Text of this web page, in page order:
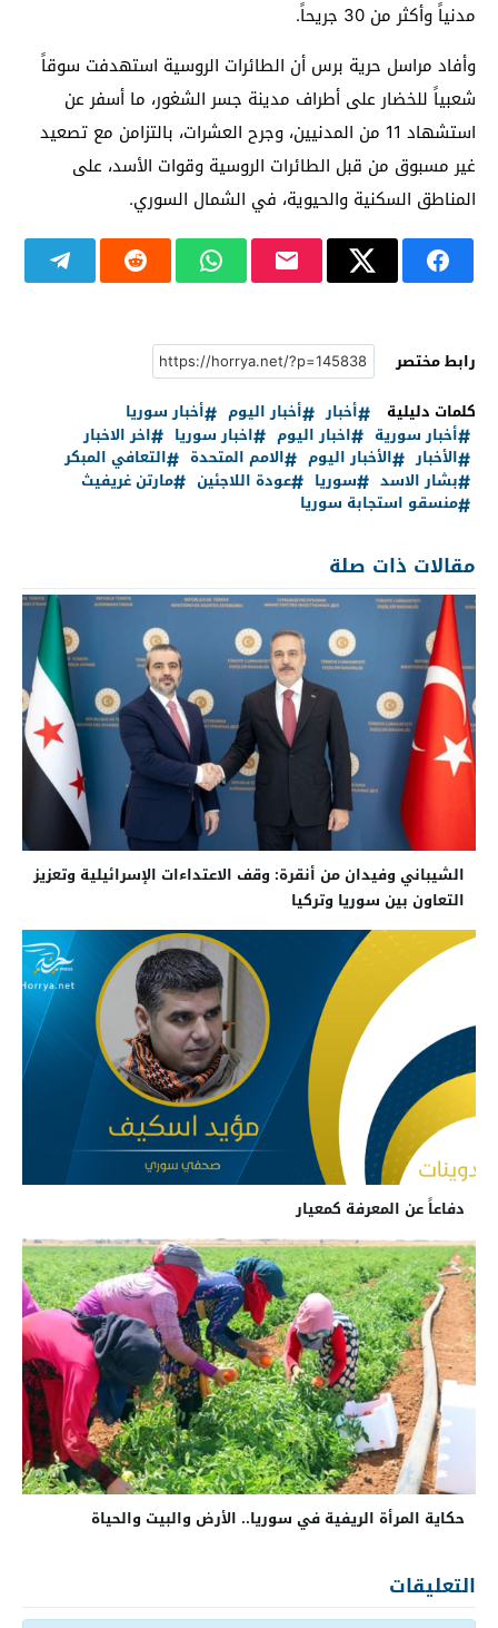
مدنياً وأكثر من 30 جريحاً.
وأفاد مراسل حرية برس أن الطائرات الروسية استهدفت سوقاً
شعبياً للخضار على أطراف مدينة جسر الشغور، ما أسفر عن
استشهاد 11 من المدنيين، وجرح العشرات، بالتزامن مع تصعيد
غير مسبوق من قبل الطائرات الروسية وقوات الأسد، على
المناطق السكنية والحيوية، في الشمال السوري.
رابط مختصر
كلمات دليلية
أخبار أخبار اليوم
أخبار سوريا
أخبار سورية
اخبار اليوم اخبار سوريا
اخر الاخبار
الأخبار
الأخبار اليوم الامم المتحدة
التعافي المبكر
بشار الاسد
سوريا عودة اللاجئين
مارتن غريفيث
منسقو استجابة سوريا
مقالات ذات صلة
الشيباني وفيدان من أنقرة: وقف الاعتداءات الإسرائيلية وتعزيز
التعاون بين سوريا وتركيا
دفاعاً عن المعرفة كمعيار
حكاية المرأة الريفية في سوريا.. الأرض والبيت والحياة
التعليقات